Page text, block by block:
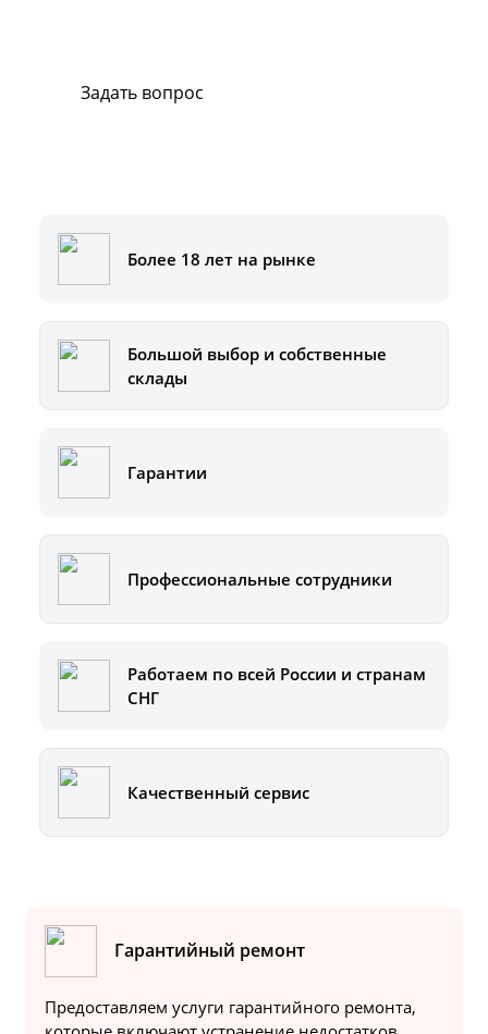
Задать вопрос
Более 18 лет на рынке
Большой выбор и собственные
склады
Гарантии
Профессиональные сотрудники
Работаем по всей России и странам
СНГ
Качественный сервис
Гарантийный ремонт
Предоставляем услуги гарантийного ремонта,